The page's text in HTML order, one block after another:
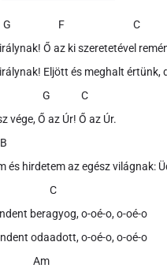
F C
Ő az ki szeretetével
Eljött és meghalt
C
vége, Ő az Úr! Ő az Úr.
és hirdetem az egész világnak:
beragyog, o-oé-o, o-oé-o
odaadott, o-oé-o, o-oé-o